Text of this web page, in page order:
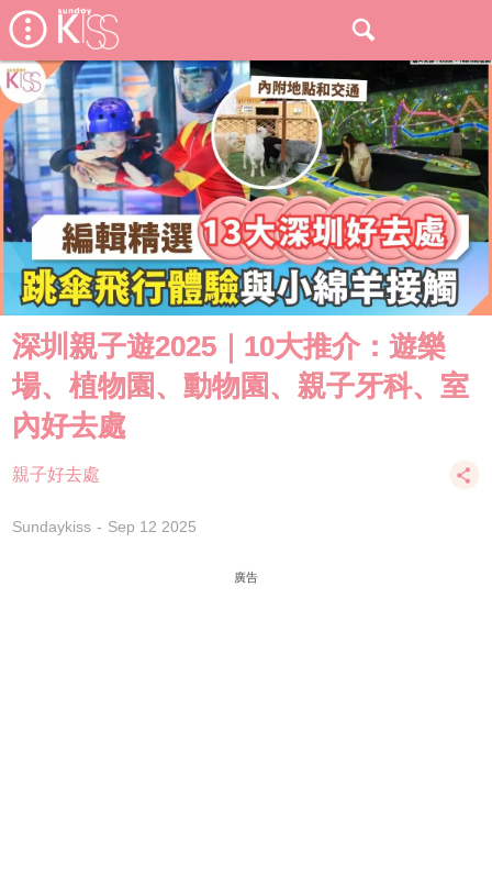
深圳親子遊2025｜10大推介：遊樂
場、植物園、動物園、親子牙科、室
內好去處
親子好去處
Sundaykiss Sep 12 2025
廣告